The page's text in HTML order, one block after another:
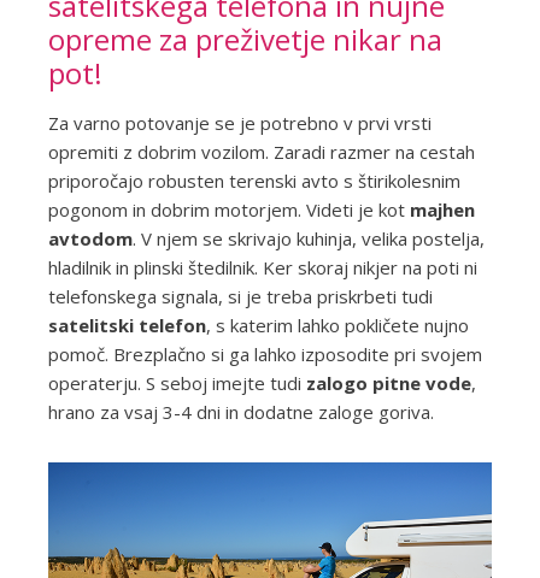
opreme za preživetje nikar na
pot!
Za varno potovanje se je potrebno v prvi vrsti
opremiti z dobrim vozilom. Zaradi razmer na cestah
priporočajo robusten terenski avto s štirikolesnim
pogonom in dobrim motorjem. Videti je kot majhen
avtodom. V njem se skrivajo kuhinja, velika postelja,
hladilnik in plinski štedilnik. Ker skoraj nikjer na poti ni
telefonskega signala, si je treba priskrbeti tudi
satelitski telefon, s katerim lahko pokličete nujno
pomoč. Brezplačno si ga lahko izposodite pri svojem
operaterju. S seboj imejte tudi zalogo pitne vode,
hrano za vsaj 3-4 dni in dodatne zaloge goriva.